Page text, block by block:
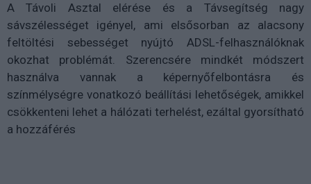
A Távoli Asztal elérése és a Távsegítség nagy
sávszélességet igényel, ami elsősorban az alacsony
feltöltési sebességet nyújtó ADSL-felhasználóknak
okozhat problémát. Szerencsére mindkét módszert
használva vannak a képernyőfelbontásra és
színmélységre vonatkozó beállítási lehetőségek, amikkel
csökkenteni lehet a hálózati terhelést, ezáltal gyorsítható
a hozzáférés